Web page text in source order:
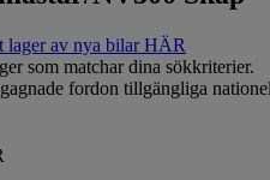
lager av nya bilar HÄR
som matchar dina sökkriterier.
fordon tillgängliga